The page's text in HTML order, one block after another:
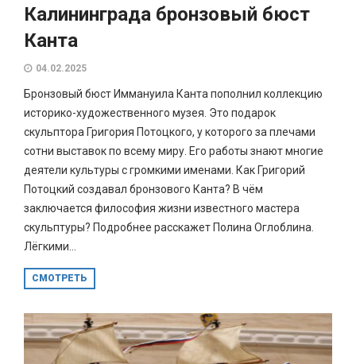
Калининграда бронзовый бюст
Канта
04.02.2025
Бронзовый бюст Иммануила Канта пополнил коллекцию
историко-художественного музея. Это подарок
скульптора Григория Потоцкого, у которого за плечами
сотни выставок по всему миру. Его работы знают многие
деятели культуры с громкими именами. Как Григорий
Потоцкий создавал бронзового Канта? В чём
заключается философия жизни известного мастера
скульптуры? Подробнее расскажет Полина Оглоблина.
Лёгкими...
СМОТРЕТЬ